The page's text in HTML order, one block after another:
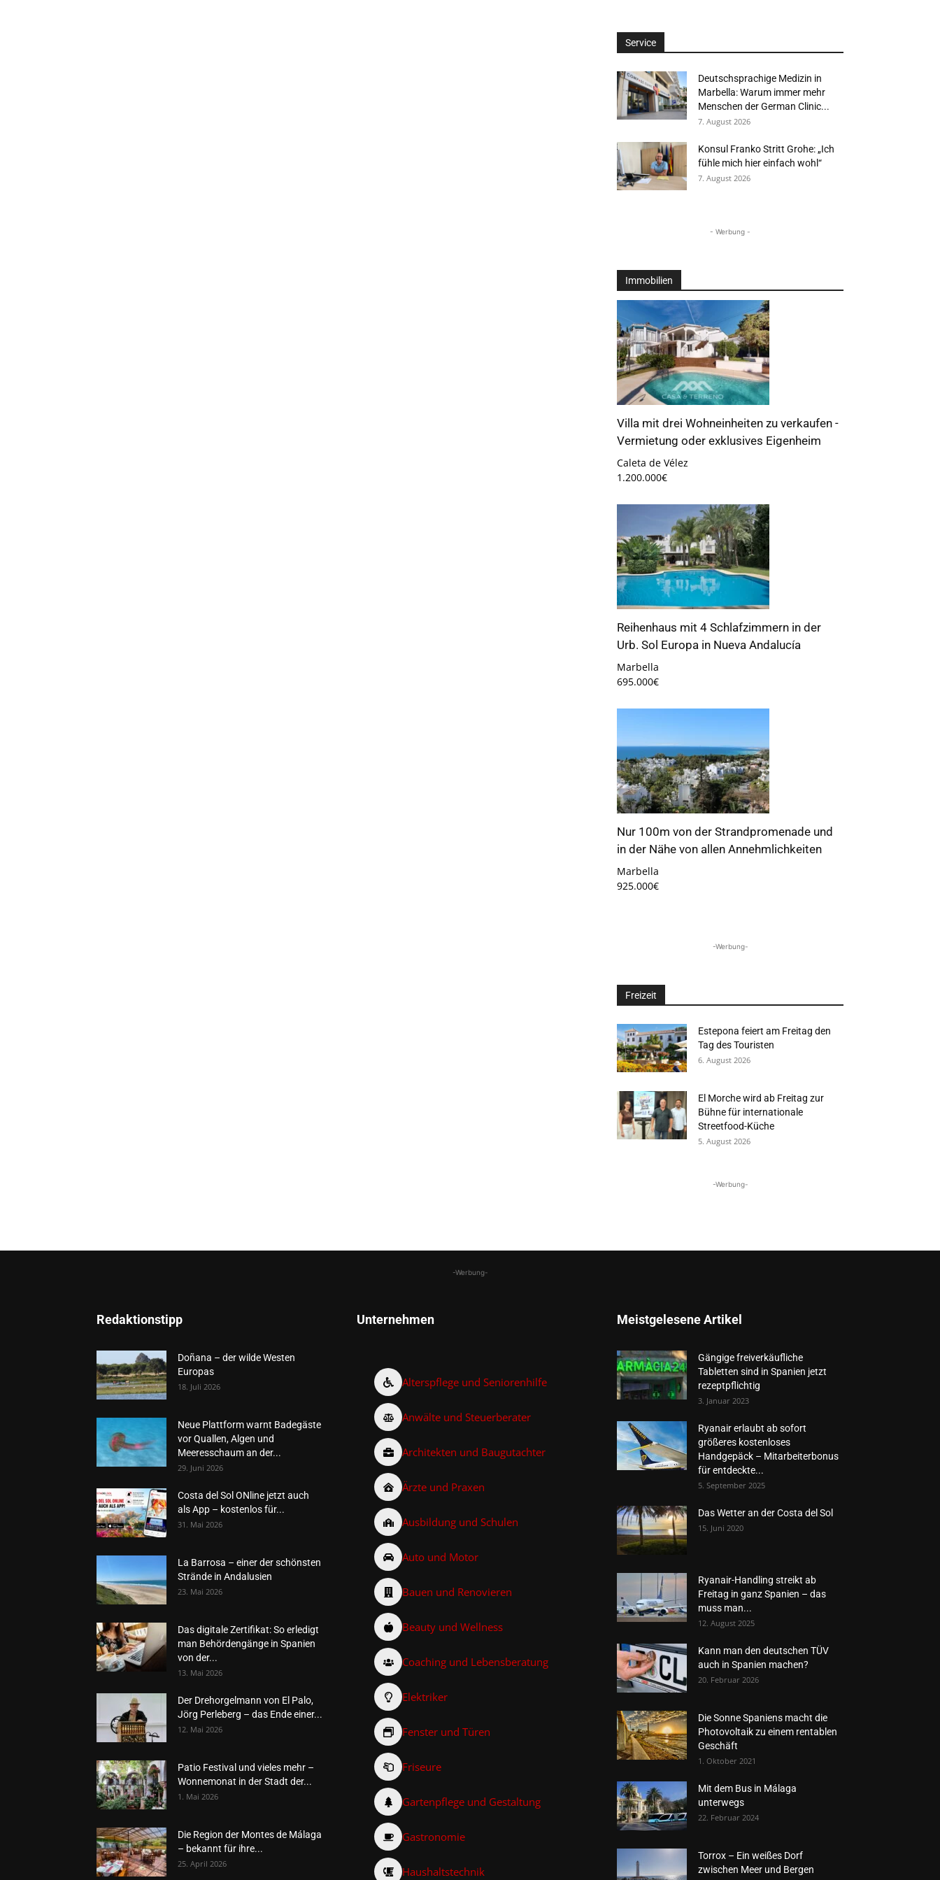
Service
Deutschsprachige Medizin in
Marbella: Warum immer mehr
Menschen der German Clinic...
7. August 2026
Konsul Franko Stritt Grohe: „Ich
fühle mich hier einfach wohl“
7. August 2026
- Werbung -
Immobilien
Villa mit drei Wohneinheiten zu verkaufen -
Vermietung oder exklusives Eigenheim
Caleta de Vélez
1.200.000€
Reihenhaus mit 4 Schlafzimmern in der
Urb. Sol Europa in Nueva Andalucía
Marbella
695.000€
Nur 100m von der Strandpromenade und
in der Nähe von allen Annehmlichkeiten
Marbella
925.000€
-Werbung-
Freizeit
Estepona feiert am Freitag den
Tag des Touristen
6. August 2026
El Morche wird ab Freitag zur
Bühne für internationale
Streetfood-Küche
5. August 2026
-Werbung-
-Werbung-
Redaktionstipp
Doñana – der wilde Westen
Europas
18. Juli 2026
Neue Plattform warnt Badegäste
vor Quallen, Algen und
Meeresschaum an der...
29. Juni 2026
Costa del Sol ONline jetzt auch
als App – kostenlos für...
31. Mai 2026
La Barrosa – einer der schönsten
Strände in Andalusien
23. Mai 2026
Das digitale Zertifikat: So erledigt
man Behördengänge in Spanien
von der...
13. Mai 2026
Der Drehorgelmann von El Palo,
Jörg Perleberg – das Ende einer...
12. Mai 2026
Patio Festival und vieles mehr –
Wonnemonat in der Stadt der...
1. Mai 2026
Die Region der Montes de Málaga
– bekannt für ihre...
25. April 2026
Unternehmen
Alterspflege und Seniorenhilfe
Anwälte und Steuerberater
Architekten und Baugutachter
Ärzte und Praxen
Ausbildung und Schulen
Auto und Motor
Bauen und Renovieren
Beauty und Wellness
Coaching und Lebensberatung
Elektriker
Fenster und Türen
Friseure
Gartenpflege und Gestaltung
Gastronomie
Haushaltstechnik
Meistgelesene Artikel
Gängige freiverkäufliche
Tabletten sind in Spanien jetzt
rezeptpflichtig
3. Januar 2023
Ryanair erlaubt ab sofort
größeres kostenloses
Handgepäck – Mitarbeiterbonus
für entdeckte...
5. September 2025
Das Wetter an der Costa del Sol
15. Juni 2020
Ryanair-Handling streikt ab
Freitag in ganz Spanien – das
muss man...
12. August 2025
Kann man den deutschen TÜV
auch in Spanien machen?
20. Februar 2026
Die Sonne Spaniens macht die
Photovoltaik zu einem rentablen
Geschäft
1. Oktober 2021
Mit dem Bus in Málaga
unterwegs
22. Februar 2024
Torrox – Ein weißes Dorf
zwischen Meer und Bergen